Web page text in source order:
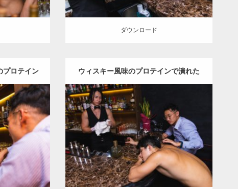
ダウンロード
プロテイン
チョ
ウィスキー風味のプロテインで潰れた
マッチョ
Update: 2023.09.6
Category:バーのマッチョ オレンジの人
SOSUKE 外資系筋肉
ダウンロード